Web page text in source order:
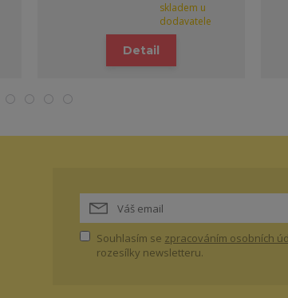
skladem u
dodavatele
Detail
Souhlasím se zpracováním osobních
rozesílky newsletteru.